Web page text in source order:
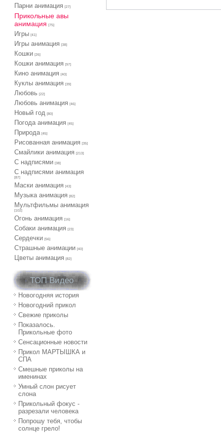
Парни анимация [27]
Прикольные авы
анимация
[75]
Игры [41]
Игры анимация [38]
Кошки [26]
Кошки анимация [97]
Кино анимация [40]
Куклы анимация [39]
Любовь [22]
Любовь анимация [46]
Новый год [80]
Погода анимация [45]
Природа [45]
Рисованная анимация [35]
Смайлики анимация [213]
С надписями [38]
С надписями анимация
[87]
Маски анимация [43]
Музыка анимация [82]
Мультфильмы анимация
[102]
Огонь анимация [16]
Собаки анимация [23]
Сердечки [56]
Страшные анимации [40]
Цветы анимация [82]
ТОП Видео
Новогодняя история
Новогодний прикол
Свежие приколы
Показалось.
Прикольные фото
Сенсационные новости
Прикол МАРТЫШКА и
СПА
Смешные приколы на
именинах
Умный слон рисует
слона
Прикольный фокус -
разрезали человека
Попрошу тебя, чтобы
солнце грело!